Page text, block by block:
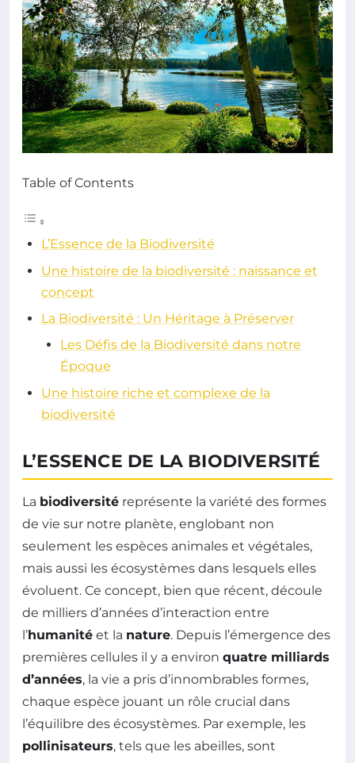
Table of Contents
L’Essence de la Biodiversité
Une histoire de la biodiversité : naissance et
concept
La Biodiversité : Un Héritage à Préserver
Les Défis de la Biodiversité dans notre
Époque
Une histoire riche et complexe de la
biodiversité
L’ESSENCE DE LA BIODIVERSITÉ
La biodiversité représente la variété des formes
de vie sur notre planète, englobant non
seulement les espèces animales et végétales,
mais aussi les écosystèmes dans lesquels elles
évoluent. Ce concept, bien que récent, découle
de milliers d’années d’interaction entre
l’humanité et la nature. Depuis l’émergence des
premières cellules il y a environ quatre milliards
d’années, la vie a pris d’innombrables formes,
chaque espèce jouant un rôle crucial dans
l’équilibre des écosystèmes. Par exemple, les
pollinisateurs, tels que les abeilles, sont